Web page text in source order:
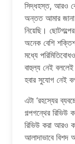
সিদ্ধহস্ত, আরও
অন্তত আমার জানা
নিয়েছি।
অনেক বেশি
মধ্যে
বাহুল্য নেই
হবার সুযোগ নেই
এটা ‘রহস্যের
গল্পগন্থের
রিভিউ করা আরও
আলাদাভাবে